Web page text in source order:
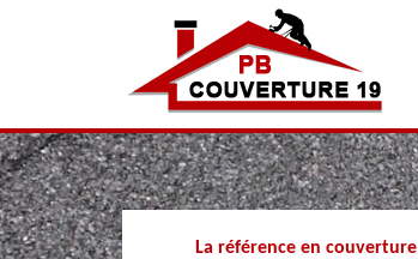
La référence en couverture